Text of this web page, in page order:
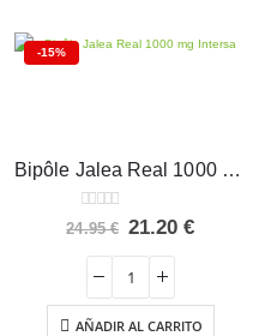
-15%
Bipôle Jalea Real 1000 mg Intersa 20 ampollas
0 out of 5
24.95€ El
original
era:
24.95 €.
21.20€El
21.20 €.
AÑADIR AL CARRITO